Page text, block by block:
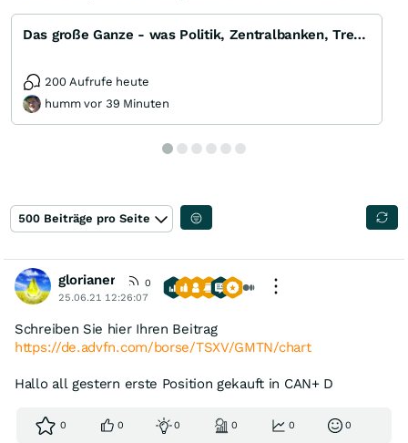
Das große Ganze - was Politik, Zentralbanken, Trends, Medien und Gesellschaft mit Aktien, Rohstoffen
200 Aufrufe heute
humm vor 39 Minuten
500 Beiträge pro Seite
glorianer
0
25.06.21 12:26:07
Schreiben Sie hier Ihren Beitrag
https://de.advfn.com/borse/TSXV/GMTN/chart
Hallo all gestern erste Position gekauft in CAN+ D
0 0 0 0 0 0